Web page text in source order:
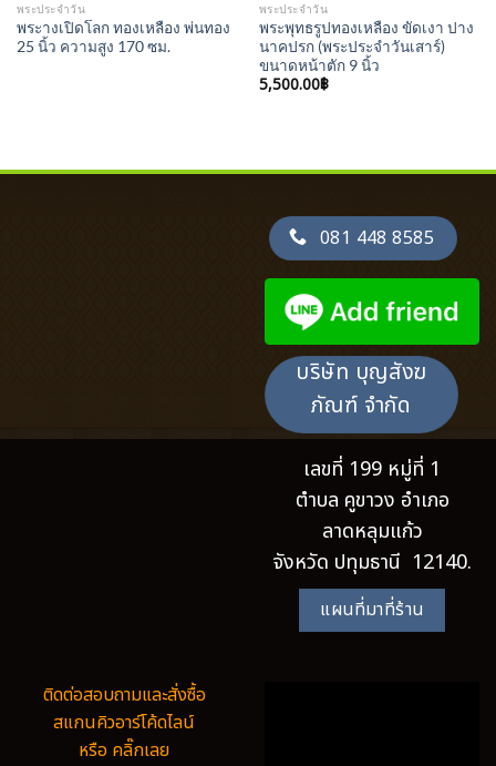
พระประจำวัน
พระางเปิดโลก ทองเหลือง พ่นทอง
25 นิ้ว ความสูง 170 ซม.
พระประจำวัน
พระพุทธรูปทองเหลือง ขัดเงา ปาง
นาคปรก (พระประจำวันเสาร์)
ขนาดหน้าตัก 9 นิ้ว
5,500.00฿
081 448 8585
บริษัท บุญสังฆ
ภัณฑ์ จำกัด
เลขที่ 199 หมู่ที่ 1
ตำบล คูขาวง อำเภอ
ลาดหลุมแก้ว
จังหวัด ปทุมธานี 12140.
แผนที่มาที่ร้าน
ติดต่อสอบถามและสั่งซื้อ
สแกนคิวอาร์โค้ดไลน์
หรือ คลิ๊กเลย